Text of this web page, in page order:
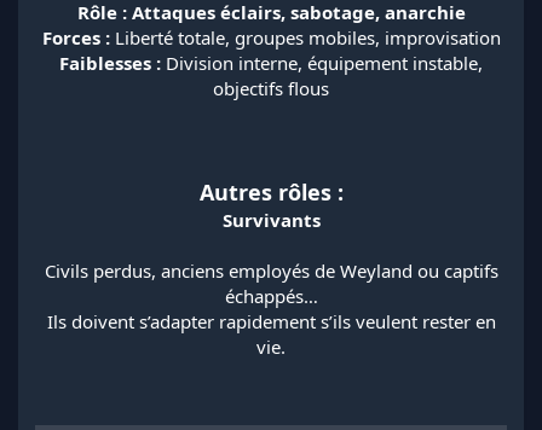
Rôle : Attaques éclairs, sabotage, anarchie
Forces :Liberté totale, groupes mobiles, improvisation
Faiblesses : Division interne, équipement instable,
objectifs flous
Autres rôles :
Survivants
Civils perdus, anciens employés de Weyland ou captifs
échappés…
Ils doivent s’adapter rapidement s’ils veulent rester en
vie.